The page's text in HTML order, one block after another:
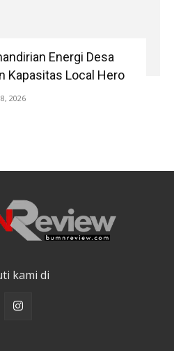
Energi Desa
Kapasitas Local Hero
2026
kami di